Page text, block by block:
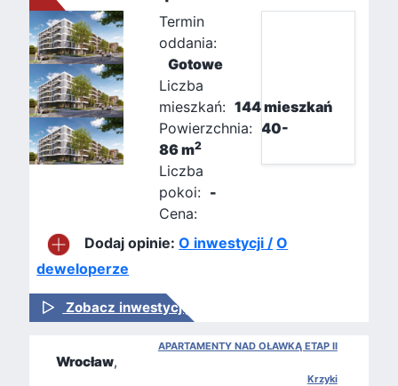
Termin
oddania:
Gotowe
Liczba
mieszkań: 144 mieszkań
Powierzchnia: 40-
86 m2
Liczba
pokoi: -
Cena:
Dodaj opinie:O inwestycji / O
deweloperze
Zobacz inwestycję
APARTAMENTY NAD OŁAWKĄ ETAP II
Wrocław,
Krzyki